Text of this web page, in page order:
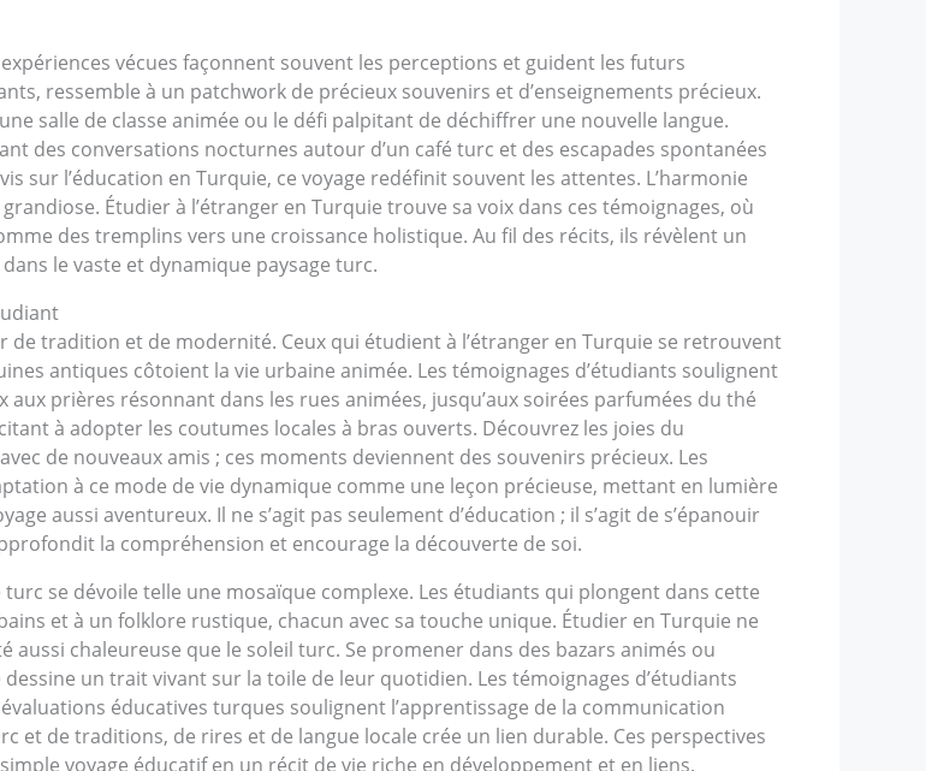
vécues façonnent souvent les perceptions et guident les futurs
ressemble à un patchwork de précieux souvenirs et d’enseignements précieux.
salle de classe animée ou le défi palpitant de déchiffrer une nouvelle langue.
des conversations nocturnes autour d’un café turc et des escapades spontanées
sur l’éducation en Turquie, ce voyage redéfinit souvent les attentes. L’harmonie
Étudier à l’étranger en Turquie trouve sa voix dans ces témoignages, où
des tremplins vers une croissance holistique. Au fil des récits, ils révèlent un
le vaste et dynamique paysage turc.
tradition et de modernité. Ceux qui étudient à l’étranger en Turquie se retrouvent
antiques côtoient la vie urbaine animée. Les témoignages d’étudiants soulignent
prières résonnant dans les rues animées, jusqu’aux soirées parfumées du thé
à adopter les coutumes locales à bras ouverts. Découvrez les joies du
de nouveaux amis ; ces moments deviennent des souvenirs précieux. Les
à ce mode de vie dynamique comme une leçon précieuse, mettant en lumière
aussi aventureux. Il ne s’agit pas seulement d’éducation ; il s’agit de s’épanouir
la compréhension et encourage la découverte de soi.
se dévoile telle une mosaïque complexe. Les étudiants qui plongent dans cette
et à un folklore rustique, chacun avec sa touche unique. Étudier en Turquie ne
aussi chaleureuse que le soleil turc. Se promener dans des bazars animés ou
un trait vivant sur la toile de leur quotidien. Les témoignages d’étudiants
éducatives turques soulignent l’apprentissage de la communication
et de traditions, de rires et de langue locale crée un lien durable. Ces perspectives
voyage éducatif en un récit de vie riche en développement et en liens.